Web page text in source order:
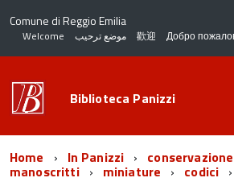
Comune di Reggio Emilia
Welcome موضع ترحيب 歡迎 Добро
Biblioteca Panizzi
Home In Panizzi
manoscritti miniature codici